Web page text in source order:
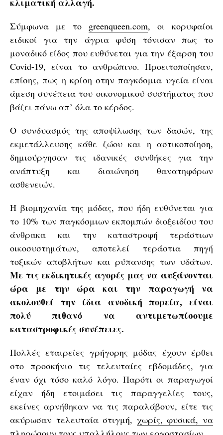
Σύμφωνα με το greenqueen.com, οι κορυφαίοι
ειδικοί για την άγρια φύση τόνισαν πως το
μοναδικό είδος που ευθύνεται για την έξαρση του
Covid-19, είναι το ανθρώπινο. Προειτοποίησαν,
επίσης, πως η κρίση στην παγκόσμια υγεία είναι
άμεση συνέπεια του οικονομικού συστήματος που
βάζει πάνω απ’ όλα το κέρδος.
Ο συνδυασμός της αποψίλωσης των δασών, της
εκμετάλλευσης κάθε ζώου και η αστικοποίηση,
δημιούργησαν τις ιδανικές συνθήκες για την
ανάπτυξη και διαιώνηση θανατηφόρων
ασθενειών.
Η βιομηχανία της μόδας, που ήδη ευθύνεται για
το 10% των παγκόσμιων εκπομπών διοξειδίου του
άνθρακα και την καταστροφή τεράστιων
οικοσυστημάτων, αποτελεί τεράστια πηγή
τοξικών αποβλήτων και ρύπανσης των υδάτων.
Με τις εκδικητικές αγορές μας να αυξάνονται
ώρα με την ώρα και την παραγωγή να
ακολουθεί την ίδια ανοδική πορεία, είναι
πολύ πιθανό να αντιμετωπίσουμε
καταστροφικές συνέπειες.
Πολλές εταιρείες γρήγορης μόδας έχουν έρθει
στο προσκήνιο τις τελευταίες εβδομάδες, για
έναν όχι τόσο καλό λόγο. Παρότι οι παραγωγοί
είχαν ήδη ετοιμάσει τις παραγγελίες τους,
εκείνες αρνήθηκαν να τις παραλάβουν, είτε τις
ακύρωσαν τελευταία στιγμή, χωρίς, φυσικά, να